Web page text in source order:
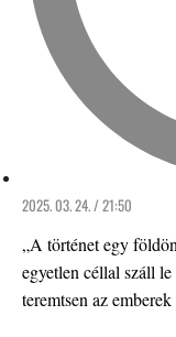
2025. 03. 24. / 21:50
„A történet egy
egyetlen céllal száll
teremtsen az